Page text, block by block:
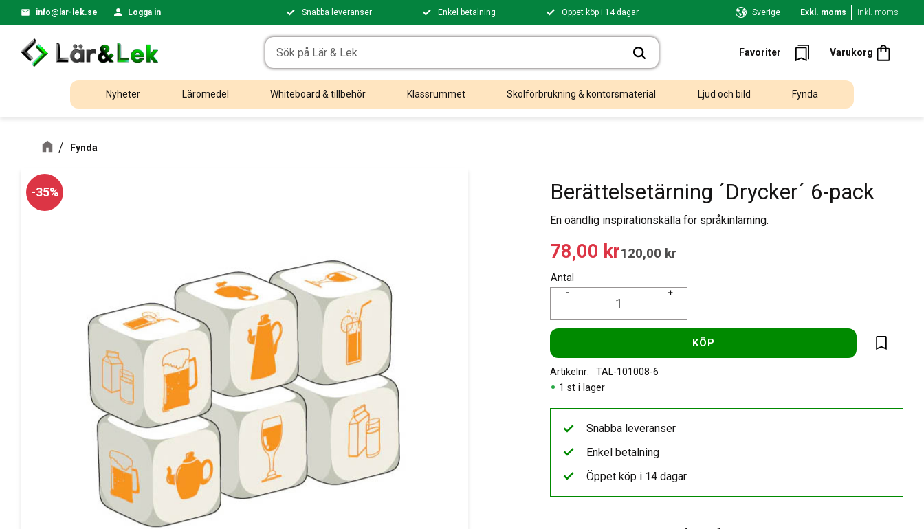
info@lar-lek.se Logga in Snabba leveranser Enkel betalning Öppet köp i 14 dagar Sverige Exkl. moms Inkl. moms
Favoriter Varukorg
Favoriter
Nyheter Läromedel Whiteboard & tillbehör Klassrummet Skolförbrukning & kontorsmaterial Ljud och bild Fynda
Fynda
35% Berättelsetärning ´Drycker´ 6-pack
En oändlig inspirationskälla för språkinlärning.
Nedsatt pris:
78,00 krOrdinarie pris:
120,00kr
Antal
+
-
KÖP
Lägg till
1 st i lager
Artikelnr TAL-101008-6
Snabba leveranser
Enkel betalning
Öppet köp i 14 dagar